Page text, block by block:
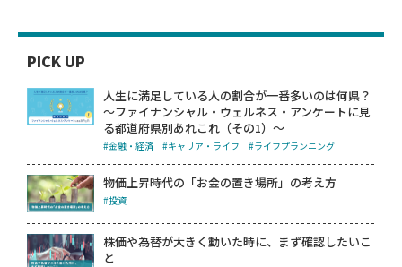
PICK UP
人生に満足している人の割合が一番多いのは何県？
～ファイナンシャル・ウェルネス・アンケートに見
る都道府県別あれこれ（その1）～
#金融・経済 #キャリア・ライフ #ライフプランニング
物価上昇時代の「お金の置き場所」の考え方
#投資
株価や為替が大きく動いた時に、まず確認したいこ
と